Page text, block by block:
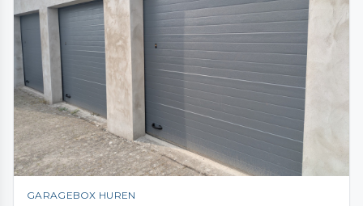
GARAGEBOX HUREN